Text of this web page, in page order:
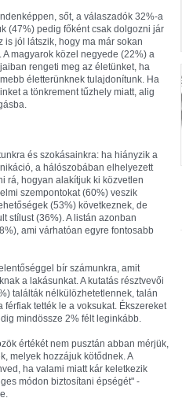
sőt, a válaszadók 32%-a
(47%) pedig főként csak dolgozni jár
jól látszik, hogy ma már sokan
magyarok közel negyede (22%) a
rengeti meg az életünket, ha
életterünknek tulajdonítunk. Ha
a tönkrement tűzhely miatt, alig
és szokásainkra: ha hiányzik a
a hálószobában elhelyezett
rá, hogyan alakítjuk ki közvetlen
szempontokat (60%) veszik
(53%) következnek, de
stílust (36%). A listán azonban
ami várhatóan egyre fontosabb
bír számunkra, amit
a lakásunkat. A kutatás résztvevői
találták nélkülözhetetlennek, talán
tették le a voksukat. Ékszereket
mindössze 2% félt leginkább.
értékét nem pusztán abban mérjük,
melyek hozzájuk kötődnek. A
ha valami miatt kár keletkezik
módon biztosítani épségét" -